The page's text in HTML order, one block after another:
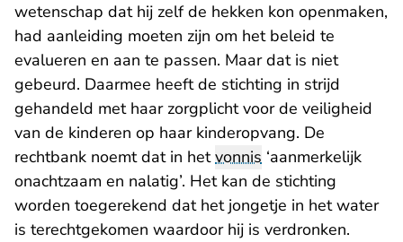
wetenschap dat hij zelf de hekken kon openmaken,
had aanleiding moeten zijn om het beleid te
evalueren en aan te passen. Maar dat is niet
gebeurd. Daarmee heeft de stichting in strijd
gehandeld met haar zorgplicht voor de veiligheid
van de kinderen op haar kinderopvang. De
rechtbank noemt dat in hetvonnis ‘aanmerkelijk
onachtzaam en nalatig’. Het kan de stichting
worden toegerekend dat het jongetje in het water
is terechtgekomen waardoor hij is verdronken.